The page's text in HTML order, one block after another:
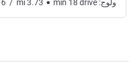
ولوج: 6 / mi3.73 min 18 drive